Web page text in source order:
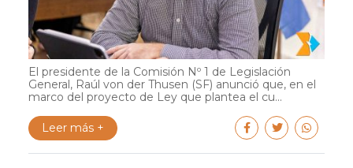
El presidente de la Comisión Nº 1 de Legislación
General, Raúl von der Thusen (SF) anunció que, en el
marco del proyecto de Ley que plantea el cu...
Leer más +